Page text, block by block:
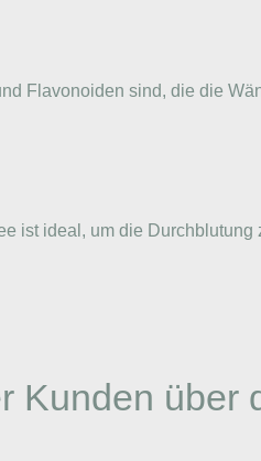
Flavonoiden sind, die die
ist ideal, um die
Kunden über